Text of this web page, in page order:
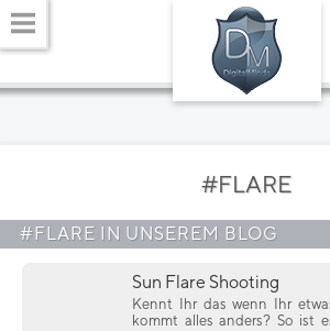
#FLARE
#FLARE IN UNSEREM BLOG
Sun Flare Shooting
Kennt Ihr das wenn Ihr
kommt alles anders? So ist